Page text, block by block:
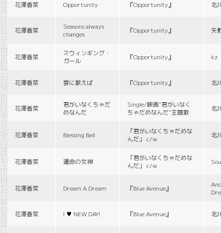
花澤香菜 Opportunity 『Opportunity』 北
花澤香菜
Seasons always
changes
『Opportunity』 矢
花澤香菜
スウィンギング・
ガール
『Opportunity』 kz
花澤香菜 雲に歌えば 『Opportunity』 北
花澤香菜
君がいなくちゃだ
めなんだ
Single/映画“君がいなく
ちゃだめなんだ”主題歌
北
花澤香菜 Blessing Bell
「君がいなくちゃだめな
んだ」 c/w
北
花澤香菜 運命の女神
「君がいなくちゃだめな
んだ」 c/w
花澤香菜 Dream A Dream 『Blue Avenue』
花澤香菜 I ♥ NEW DAY! 『Blue Avenue』 北